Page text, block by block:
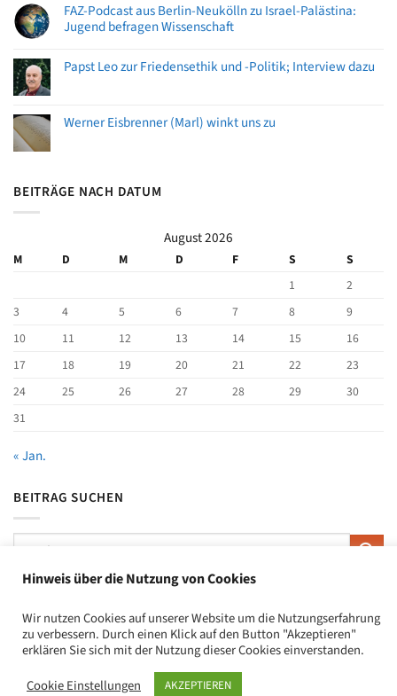
FAZ-Podcast aus Berlin-Neukölln zu Israel-Palästina:
Jugend befragen Wissenschaft
Papst Leo zur Friedensethik und -Politik; Interview dazu
Werner Eisbrenner (Marl) winkt uns zu
BEITRÄGE NACH DATUM
August 2026
M D M D F S
S
1
2
3
4 5 6 7 8
9
10
11 12 13 14 15
16
17
18 19 20 21 22
23
24
25 26 27 28 29
30
31
« Jan.
BEITRAG SUCHEN
2026 ©CIAG Marl/CIJ-AG Marl
Hinweis über die Nutzung von Cookies
Wir nutzen Cookies auf unserer Website um die Nutzungserfahrung
zu verbessern. Durch einen Klick auf den Button "Akzeptieren"
erklären Sie sich mit der Nutzung dieser Cookies einverstanden.
Cookie Einstellungen
AKZEPTIEREN